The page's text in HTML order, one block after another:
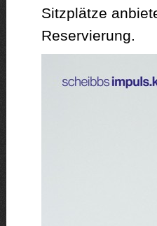
Sitzplätze
Reservierung.